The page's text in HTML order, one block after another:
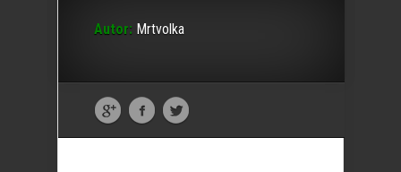
Autor: Mrtvolka